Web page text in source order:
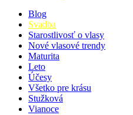
Blog
Svadba
Starostlivosť o vlasy
Nové vlasové trendy
Maturita
Leto
Účesy
Všetko pre krásu
Stužková
Vianoce